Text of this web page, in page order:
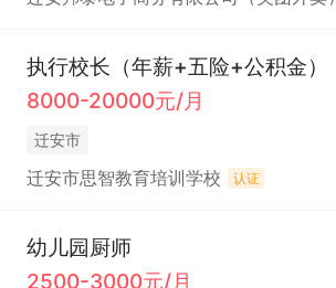
执行校长（年薪+五险+公积金）
8000-20000元/月
迁安市
迁安市思智教育培训学校 认证
幼儿园厨师
2500-3000元/月